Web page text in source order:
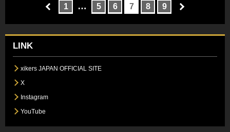
1 … 5 6 7 8 9
LINK
xikers JAPAN OFFICIAL SITE
X
Instagram
YouTube